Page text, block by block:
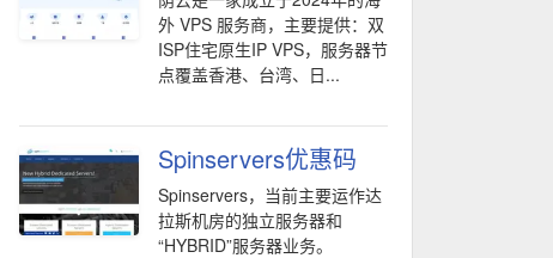
外 VPS 服务商，主要提供：双
ISP住宅原生IP VPS，服务器节
点覆盖香港、台湾、日...
Spinservers优惠码
Spinservers，当前主要运作达
拉斯机房的独立服务器和
“HYBRID”服务器业务。